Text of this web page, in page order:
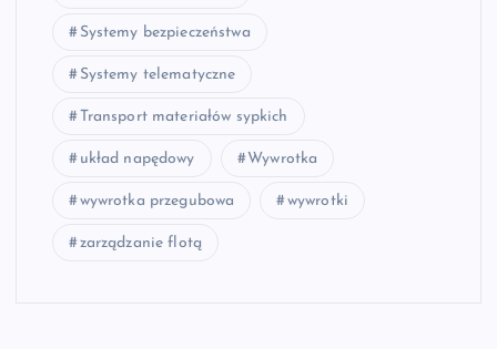
Systemy bezpieczeństwa
Systemy telematyczne
Transport materiałów sypkich
układ napędowy Wywrotka
wywrotka przegubowa wywrotki
zarządzanie flotą